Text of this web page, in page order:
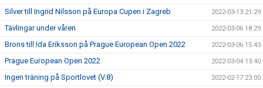
Silver till Ingrid Nilsson på Europa Cupen i Zagreb 2022-03-13 21:29
Tävlingar under våren 2022-03-06 18:29
Brons till Ida Eriksson på Prague European Open 2022 2022-03-06 15:43
Prague European Open 2022 2022-03-04 13:40
Ingen träning på Sportlovet (V.8) 2022-02-17 23:00